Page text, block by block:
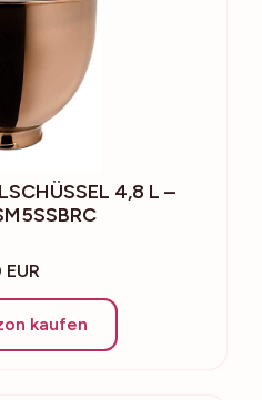
4,8 L –
kaufen